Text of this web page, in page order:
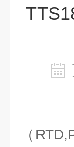
（